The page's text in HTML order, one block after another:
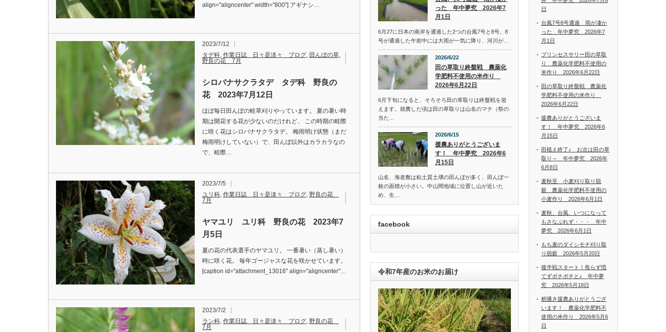
align="aligncenter" width="800"] アギナシ…
2023/7/12
タデ科, 作業日誌 日々是淡々 ブログ, 田んぼの草,
野良の花 7月
シロバナサクラタデ タデ科 野良の
花 2023年7月12日
ほぼ毎日田んぼの畦草刈りやっています。 夏の暑い時
期は開花する花が少ないのだけれど、 この時期の畦際
に咲く花はシロバナサクラタデ。 梅雨明け状態（まだ
梅雨明けしていない）で、田んぼ以外はカラカラなの
で、畦際…
2023/7/5
ユリ科, 作業日誌 日々是淡々 ブログ, 野良の花
7月
ヤマユリ ユリ科 野良の花 2023年7
月5日
夏の花の代表選手のヤマユリ。 一番暑い（蒸し暑い）
時に咲く花。 毎年ゴージャスな花を咲かせています。
[caption id="attachment_13016" align="aligncenter"…
2023/7/2
ラン科, 作業日誌 日々是淡々 ブログ, 野良の花
7月
った 年中夢究 2026年7
月1日
6月27に日本の南岸を通過した2つの台風7号と8号。8
号が通過した午前中には大雨が一気に降り、河川が…
2026/6/22
田の草取り終盤戦 農薬化
学肥料不使用の米作り
2026年6月22日
6月下旬になると、そろそろ田の草取りは終盤戦を迎
えます。就農した頃は田の草取りは山名のマチ（祭の
当た…
2026/6/15
援農ありがとうございま
す！ 年中夢究 2026年6
月15日
山名、海老敷は粘土質土壌の田んぼが多く、田んぼ一
枚の面積が小さい。中山間地域に位置し山が近いた
め、生…
facebook
令和7年産のお米のお届け
日
台風7号8号通過 雨が凄か
った 年中夢究 2026年7
月1日
プリンセスサリー田の草取
り 農薬化学肥料不使用の
米作り 2026年6月22日
田の草取り終盤戦 農薬化
学肥料不使用の米作り
2026年6月22日
援農ありがとうございま
す！ 年中夢究 2026年6
月15日
田植え終了♪ お次は田の草
取り～ 年中夢究 2026年
6月8日
麦秋至 小麦刈り取り脱
穀 農薬化学肥料不使用の
小麦作り 2026年6月1日
麦秋、台風、いつになって
もさなぶれず・・・ 年中
夢究 2026年6月1日
もち麦のダイシモチ刈り取
り脱穀 2026年5月20日
後半戦スタート！焦らず慌
てずボチボチと♪ 年中夢
究 2026年5月18日
籾播き援農ありがとうござ
います！ 農薬化学肥料不
使用の米作り 2026年5月6
日